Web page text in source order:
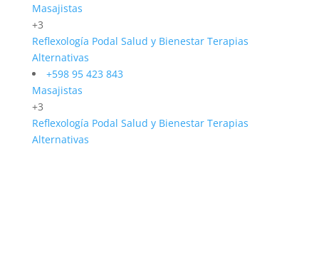
Masajistas
+3
Reflexología Podal Salud y Bienestar Terapias
Alternativas
+598 95 423 843
Masajistas
+3
Reflexología Podal Salud y Bienestar Terapias
Alternativas